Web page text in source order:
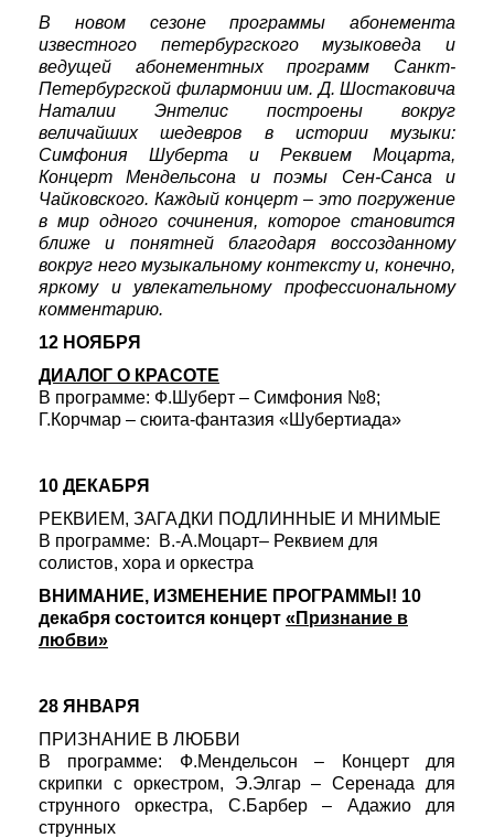
В новом сезоне программы абонемента
известного петербургского музыковеда и
ведущей абонементных программ Санкт-
Петербургской филармонии им. Д. Шостаковича
Наталии Энтелис построены вокруг
величайших шедевров в истории музыки:
Симфония Шуберта и Реквием Моцарта,
Концерт Мендельсона и поэмы Сен-Санса и
Чайковского. Каждый концерт – это погружение
в мир одного сочинения, которое становится
ближе и понятней благодаря воссозданному
вокруг него музыкальному контексту и, конечно,
яркому и увлекательному профессиональному
комментарию.
12 НОЯБРЯ
ДИАЛОГ О КРАСОТЕ
В программе: Ф.Шуберт – Симфония №8;
Г.Корчмар – сюита-фантазия «Шубертиада»
10 ДЕКАБРЯ
РЕКВИЕМ, ЗАГАДКИ ПОДЛИННЫЕ И МНИМЫЕ
В программе: В.-А.Моцарт– Реквием для
солистов, хора и оркестра
ВНИМАНИЕ, ИЗМЕНЕНИЕ ПРОГРАММЫ! 10
декабря состоится концерт «Признание в
любви»
28 ЯНВАРЯ
ПРИЗНАНИЕ В ЛЮБВИ
В программе: Ф.Мендельсон – Концерт для
скрипки с оркестром, Э.Элгар – Серенада для
струнного оркестра, С.Барбер – Адажио для
струнных